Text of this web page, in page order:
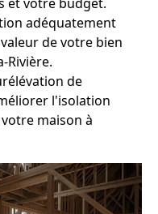
adéquatement
de votre bien
Rivière.
de
l'isolation
maison à